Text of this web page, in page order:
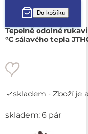
Tepelně odolné
°C sálavého tepla
skladem - Zboží je
skladem: 6 pár